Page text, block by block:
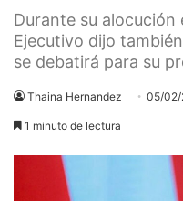
Durante su alocución
Ejecutivo dijo
se debatirá para su
Thaina Hernandez 05/02/
1 minuto de lectura